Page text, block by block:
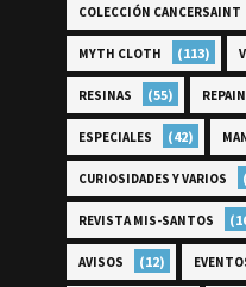
COLECCIÓN CANCERSAINT
MYTH CLOTH (113)
RESINAS (55)
ESPECIALES (42)
CURIOSIDADES Y VARIOS
REVISTA MIS-SANTOS
AVISOS (12)